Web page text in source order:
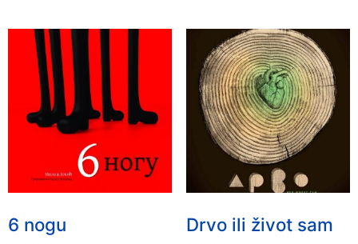
6 nogu Drvo ili život sam